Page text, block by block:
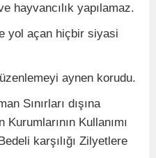
hayvancılık yapılamaz.
yol açan hiçbir siyasi
aynen korudu.
Sınırları dışına
Kullanımı
karşılığı Zilyetlere